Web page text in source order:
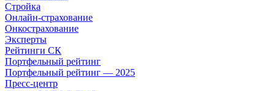
Стройка
Онлайн-страхование
Онкострахование
Эксперты
Рейтинги СК
Портфельный рейтинг
Портфельный рейтинг — 2025
Пресс-центр